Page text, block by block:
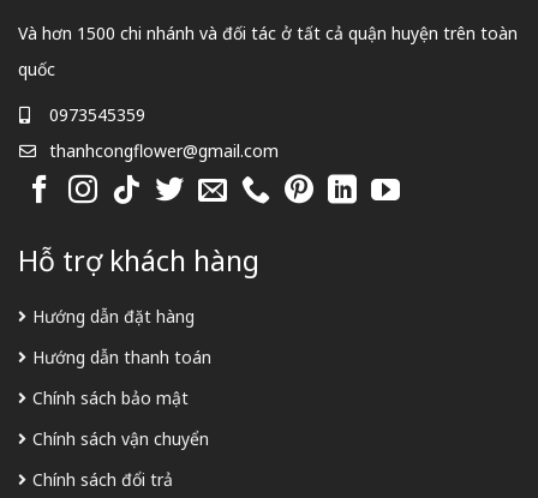
Và hơn 1500 chi nhánh và đối tác ở tất cả quận huyện trên toàn
quốc
0973545359
thanhcongflower@gmail.com
Hỗ trợ khách hàng
Hướng dẫn đặt hàng
Hướng dẫn thanh toán
Chính sách bảo mật
Chính sách vận chuyển
Chính sách đổi trả